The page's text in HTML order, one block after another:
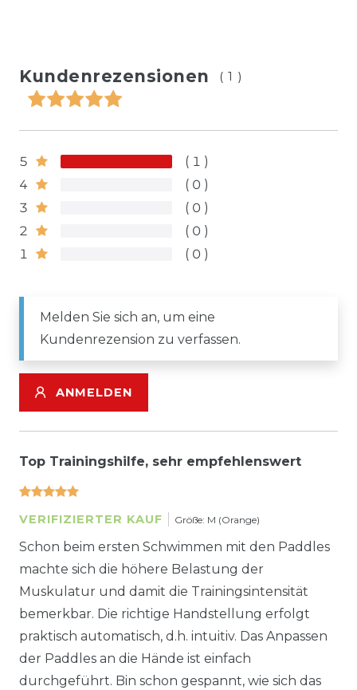
Kundenrezensionen (1)
5
1
4
0
3
0
2
0
1
0
Melden Sie sich an, um eine
Kundenrezension zu verfassen.
ANMELDEN
Top Trainingshilfe, sehr empfehlenswert
VERIFIZIERTER KAUF Größe: M (Orange)
Schon beim ersten Schwimmen mit den Paddles
machte sich die höhere Belastung der
Muskulatur und damit die Trainingsintensität
bemerkbar. Die richtige Handstellung erfolgt
praktisch automatisch, d.h. intuitiv. Das Anpassen
der Paddles an die Hände ist einfach
durchgeführt. Bin schon gespannt, wie sich das